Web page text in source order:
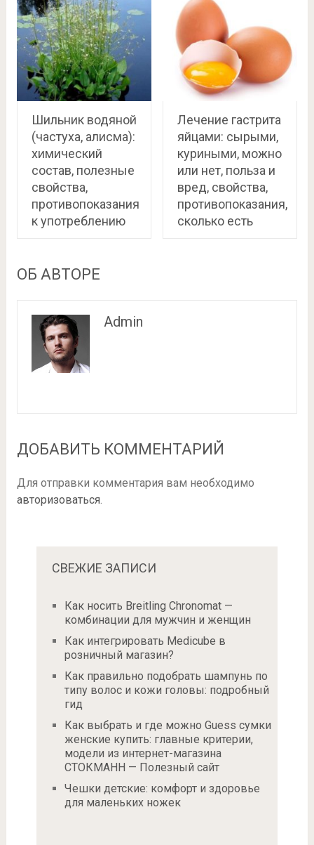
Шильник водяной
(частуха, алисма):
химический
состав, полезные
свойства,
противопоказания
к употреблению
Лечение гастрита
яйцами: сырыми,
куриными, можно
или нет, польза и
вред, свойства,
противопоказания,
сколько есть
ОБ АВТОРЕ
Admin
ДОБАВИТЬ КОММЕНТАРИЙ
Для отправки комментария вам необходимо
авторизоваться
СВЕЖИЕ ЗАПИСИ
Как носить Breitling Chronomat —
комбинации для мужчин и женщин
Как интегрировать Medicube в
розничный магазин?
Как правильно подобрать шампунь по
типу волос и кожи головы: подробный
гид
Как выбрать и где можно Guess сумки
женские купить: главные критерии,
модели из интернет-магазина
СТОКМАНН — Полезный сайт
Чешки детские: комфорт и здоровье
для маленьких ножек